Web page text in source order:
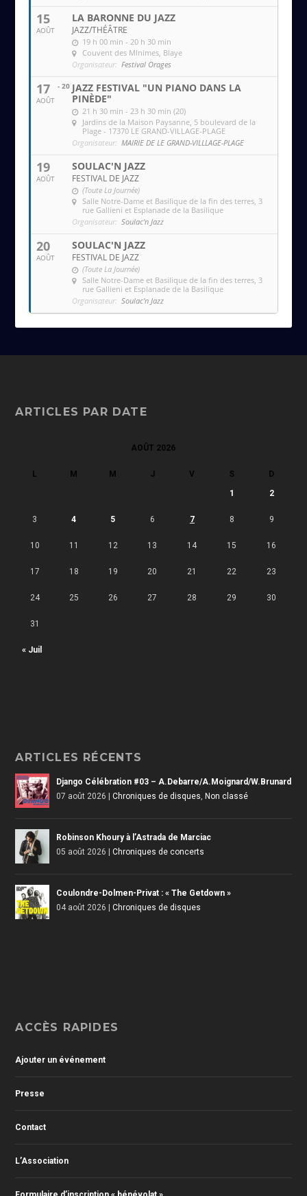
15
AOÛT
LA BARONNE DU JAZZ
JAZZ/THÉÂTRE
19 h 00 min - 20 h 30 min
Couvent des MInimes , Blaye
Organisateur: Festival Orages
17
AOÛT
- 20 JAZZ FESTIVAL "UN PIANO DANS LA
PINÈDE"
21 h 30 min - 23 h 30 min (20)
Jardins de la Maison Paysanne , 5 boulevard de la
Plage - 17370 LE GRAND-VILLAGE-PLAGE
Organisateur: MAIRIE DE LE GRAND-VILLLAGE-PLAGE
19
AOÛT
SOULAC'N JAZZ
FESTIVAL DE JAZZ
(Toute La Journée)
Salle Notre-Dame et Basilique de la fin des terres , 3
rue Gallieni et Esplanade de la Basilique
Organisateur: Soulac'n Jazz
20
AOÛT
SOULAC'N JAZZ
FESTIVAL DE JAZZ
(Toute La Journée)
Salle Notre-Dame et Basilique de la fin des terres , 3
rue Gallieni et Esplanade de la Basilique
Organisateur: Soulac'n Jazz
ARTICLES PAR DATE
AOÛT 2026
L M M J V S D
« Juil
1 2
3 4 5 6 7 8 9
10 11 12 13 14 15 16
17 18 19 20 21 22 23
24 25 26 27 28 29 30
31
ARTICLES RÉCENTS
Django Célébration #03 – A.Debarre/A.Moignard/W.Brunard
07 août 2026
|Chroniques de disques, Non classé
Robinson Khoury à l’Astrada de Marciac
05 août 2026
|Chroniques de concerts
Coulondre-Dolmen-Privat : « The Getdown »
04 août 2026
|Chroniques de disques
ACCÈS RAPIDES
Ajouter un événement
Presse
Contact
L’Association